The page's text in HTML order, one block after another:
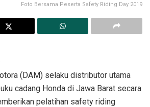
Foto Bersama Peserta Safety Riding Day 2019
(DAM) selaku distributor utama
cadang Honda di Jawa Barat secara
pelatihan safety riding